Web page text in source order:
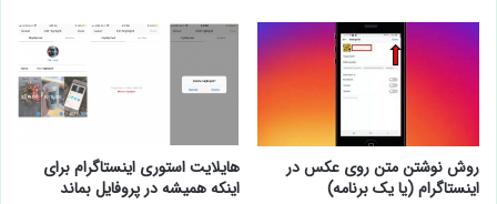
روش نوشتن متن روی عکس در
اینستاگرام (یا یک برنامه)
هایلایت استوری اینستاگرام برای
اینکه همیشه در پروفایل بماند